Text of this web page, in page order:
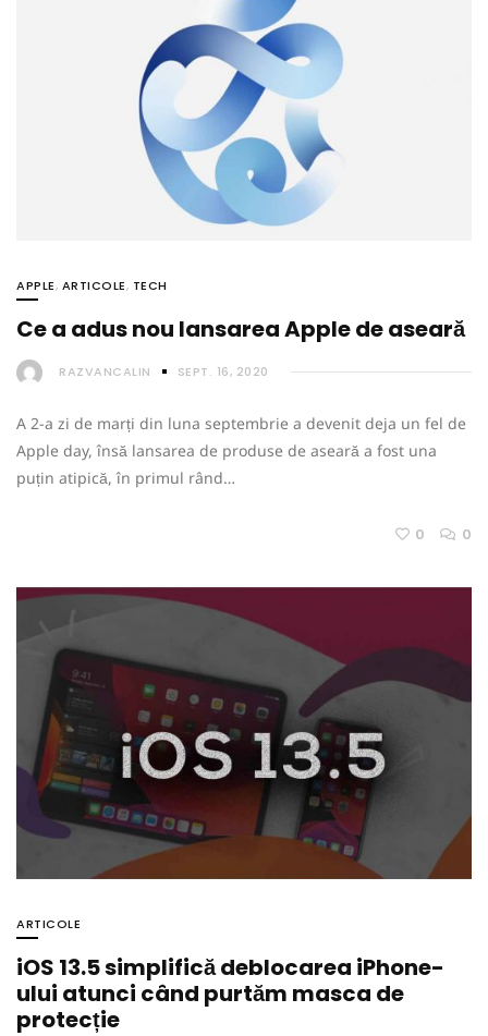
APPLE, ARTICOLE, TECH
Ce a adus nou lansarea Apple de aseară
RAZVANCALIN SEPT. 16, 2020
A 2-a zi de marți din luna septembrie a devenit deja un fel de
Apple day, însă lansarea de produse de aseară a fost una
puțin atipică, în primul rând…
0 0
ARTICOLE
iOS 13.5 simplifică deblocarea iPhone-
ului atunci când purtăm masca de
protecție